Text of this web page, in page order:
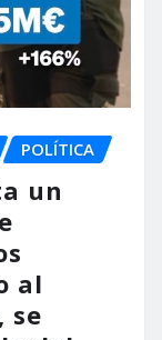
POLÍTICA
un
al
se